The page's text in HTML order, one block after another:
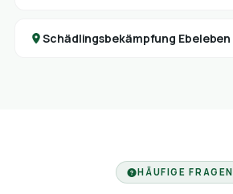
Schädlingsbekämpfung Ebeleben
HÄUFIGE FRAGEN